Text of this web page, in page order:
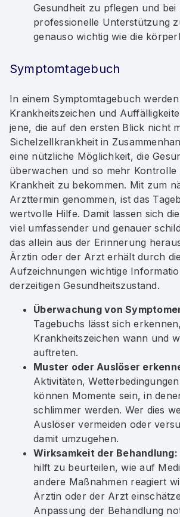
Gesundheit zu pflegen und bei
professionelle Unterstützung
genauso wichtig wie die
Symptomtagebuch
In einem Symptomtagebuch
Krankheitszeichen und
jene, die auf den ersten Blick nicht
Sichelzellkrankheit in
eine nützliche Möglichkeit, die
überwachen und so mehr Kontrolle
Krankheit zu bekommen. Mit zum
Arzttermin genommen, ist das
wertvolle Hilfe. Damit lassen sich
viel umfassender und genauer
das allein aus der Erinnerung
Ärztin oder der Arzt erhält durch die
Aufzeichnungen wichtige
derzeitigen Gesundheitszustand.
Überwachung von
Tagebuchs lässt sich
Krankheitszeichen wann und
auftreten.
Muster oder Auslöser
Aktivitäten,
können Momente sein, in
schlimmer werden. Wer dies
Auslöser vermeiden oder
damit umzugehen.
Wirksamkeit der Behandlung:
hilft zu beurteilen, wie auf
andere Maßnahmen reagiert
Ärztin oder der Arzt
Anpassung der Behandlung